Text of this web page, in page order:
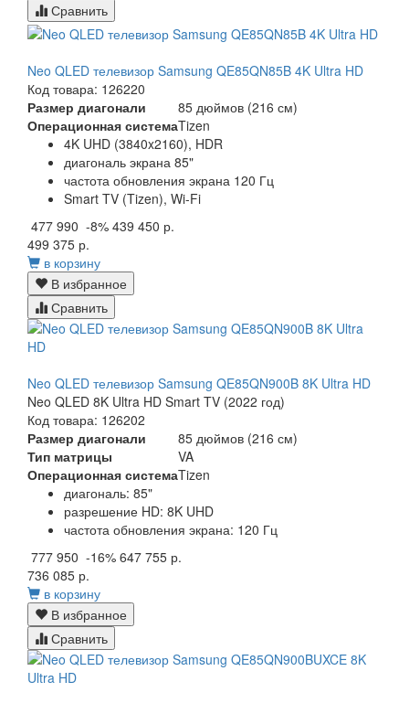
Сравнить
Neo QLED телевизор Samsung QE85QN85B 4K Ultra HD
Код товара: 126220
Размер диагонали
85 дюймов (216 см)
Операционная системаTizen
4K UHD (3840x2160), HDR
диагональ экрана 85"
частота обновления экрана 120 Гц
Smart TV (Tizen), Wi-Fi
477 990 -8% 439 450 р.
499 375 р.
в корзину
В избранное
Сравнить
Neo QLED телевизор Samsung QE85QN900B 8K Ultra HD
Neo QLED 8K Ultra HD Smart TV (2022 год)
Код товара: 126202
Размер диагонали
85 дюймов (216 см)
Тип матрицы
VA
Операционная системаTizen
диагональ: 85"
разрешение HD: 8K UHD
частота обновления экрана: 120 Гц
777 950 -16% 647 755 р.
736 085 р.
в корзину
В избранное
Сравнить